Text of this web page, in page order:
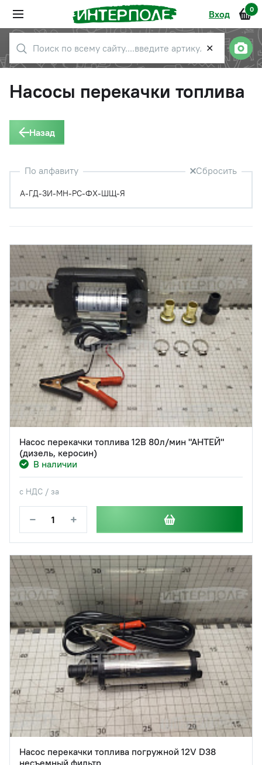
Вход 0
✕
Насосы перекачки топлива
Назад
По алфавиту Сбросить
А-ГД-ЗИ-МН-РС-ФХ-ШЩ-Я
Насос перекачки топлива 12В 80л/мин "АНТЕЙ"
(дизель, керосин)
В наличии
с НДС / за
− +
Насос перекачки топлива погружной 12V D38